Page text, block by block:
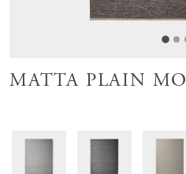
MATTA PLAIN